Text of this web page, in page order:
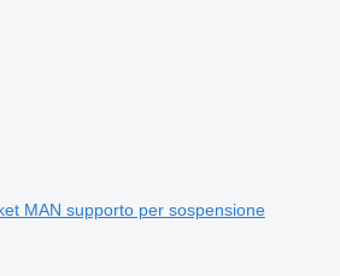
MAN supporto per sospensione